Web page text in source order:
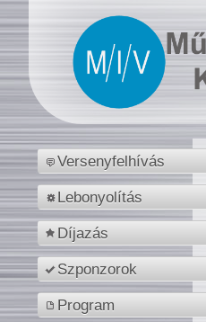
Versenyfelhívás
Lebonyolítás
Díjazás
Szponzorok
Program